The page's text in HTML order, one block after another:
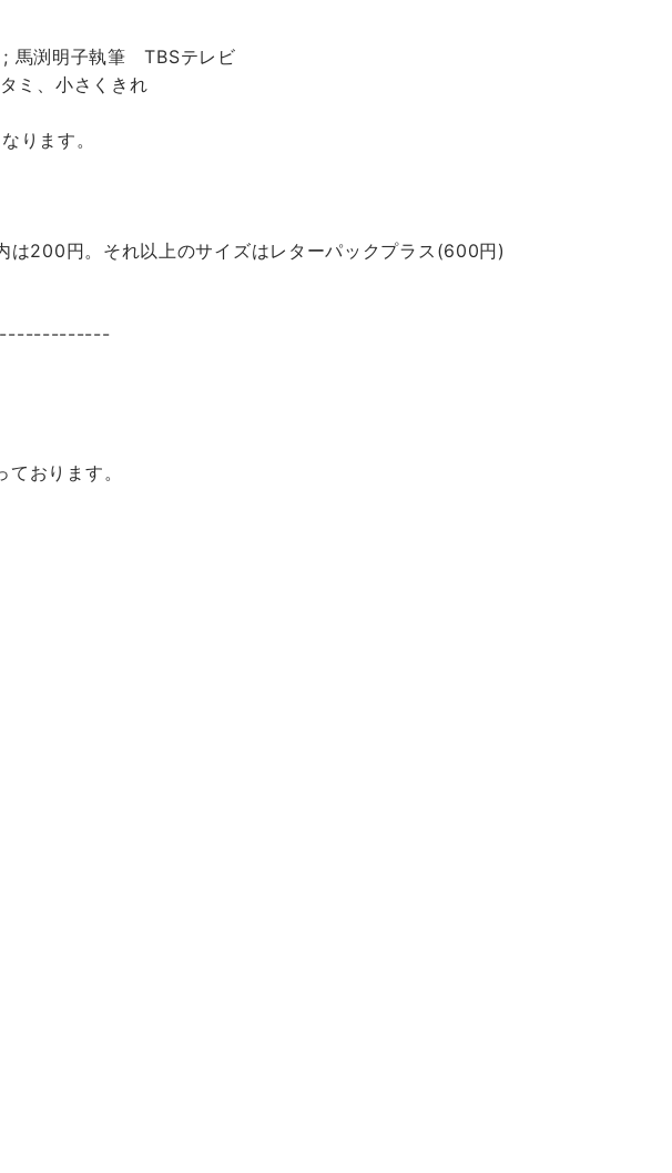
; 馬渕明子執筆 TBSテレビ
ミ、小さくきれ
ります。
200円。それ以上のサイズはレターパックプラス(600円)
おります。